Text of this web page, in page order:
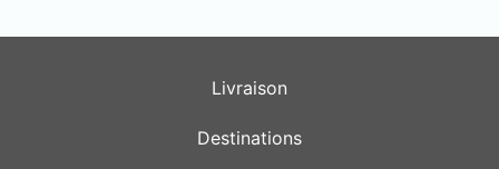
Livraison
Destinations